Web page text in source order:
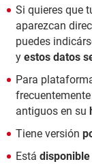
Si quieres que
aparezcan
puedes
y estos datos
Para
antiguos en su
Tiene versión
Está